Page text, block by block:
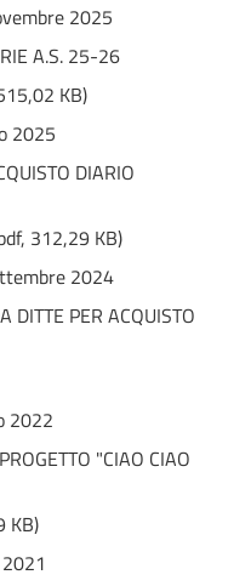
2025
A.S. 25-26
KB)
2025
DIARIO
312,29 KB)
2024
DITTE PER ACQUISTO
2022
"CIAO CIAO
KB)